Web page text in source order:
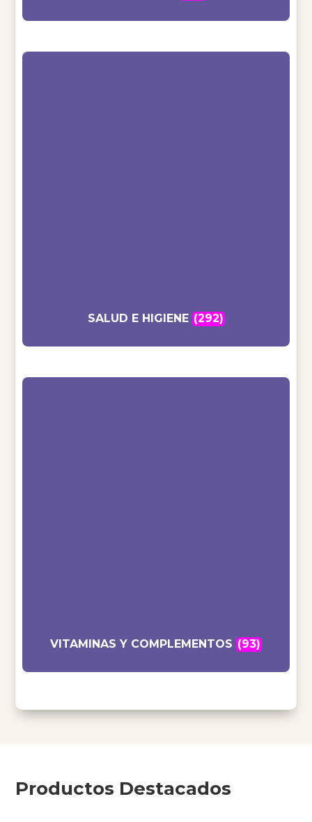
SALUD E HIGIENE (292)
VITAMINAS Y COMPLEMENTOS (93)
Productos Destacados